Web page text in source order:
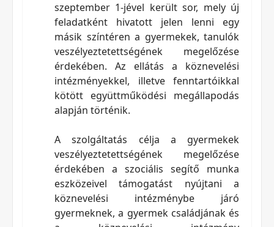
szeptember 1-jével került sor, mely új
feladatként hivatott jelen lenni egy
másik színtéren a gyermekek, tanulók
veszélyeztetettségének megelőzése
érdekében. Az ellátás a köznevelési
intézményekkel, illetve fenntartóikkal
kötött együttműködési megállapodás
alapján történik.
A szolgáltatás célja a gyermekek
veszélyeztetettségének megelőzése
érdekében a szociális segítő munka
eszközeivel támogatást nyújtani a
köznevelési intézménybe járó
gyermeknek, a gyermek családjának és